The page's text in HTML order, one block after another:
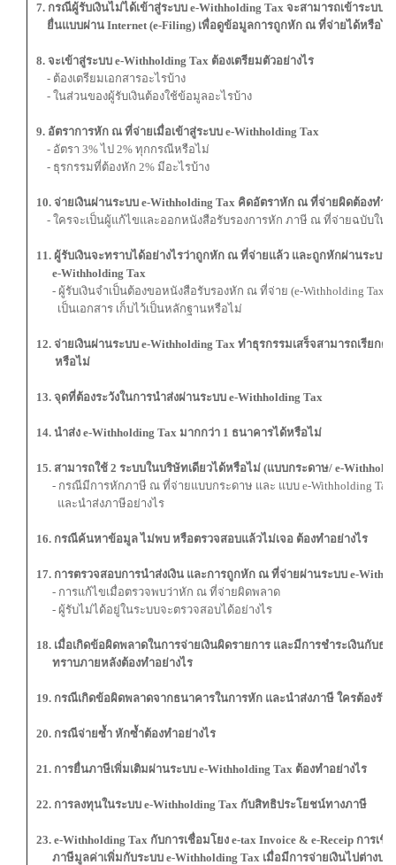
7. กรณีผู้รับเงินไม่ได้เข้าสู่ระบบ e-Withholding Tax จะสามารถเข้าระบบผ่
ยื่นแบบผ่าน Internet (e-Filing) เพื่อดูข้อมูลการถูกหัก ณ ที่จ่ายได้หรือไม่
8. จะเข้าสู่ระบบ e-Withholding Tax ต้องเตรียมตัวอย่างไร
- ต้องเตรียมเอกสารอะไรบ้าง
- ในส่วนของผู้รับเงินต้องใช้ข้อมูลอะไรบ้าง
9. อัตราการหัก ณ ที่จ่ายเมื่อเข้าสู่ระบบ e-Withholding Tax
- อัตรา 3% ไป 2% ทุกกรณีหรือไม่
- ธุรกรรมที่ต้องหัก 2% มีอะไรบ้าง
10. จ่ายเงินผ่านระบบ e-Withholding Tax คิดอัตราหัก ณ ที่จ่ายผิดต้องทำอ
- ใครจะเป็นผู้แก้ไขและออกหนังสือรับรองการหัก ภาษี ณ ที่จ่ายฉบับใหม่
11. ผู้รับเงินจะทราบได้อย่างไรว่าถูกหัก ณ ที่จ่ายแล้ว และถูกหักผ่านระบบ
e-Withholding Tax
- ผู้รับเงินจำเป็นต้องขอหนังสือรับรองหัก ณ ที่จ่าย (e-Withholding Tax)
เป็นเอกสาร เก็บไว้เป็นหลักฐานหรือไม่
12. จ่ายเงินผ่านระบบ e-Withholding Tax ทำธุรกรรมเสร็จสามารถเรียกดู
หรือไม่
13. จุดที่ต้องระวังในการนำส่งผ่านระบบ e-Withholding Tax
14. นำส่ง e-Withholding Tax มากกว่า 1 ธนาคารได้หรือไม่
15. สามารถใช้ 2 ระบบในบริษัทเดียวได้หรือไม่ (แบบกระดาษ/ e-
- กรณีมีการหักภาษี ณ ที่จ่ายแบบกระดาษ และ แบบ e-Withholding Tax
และนำส่งภาษีอย่างไร
16. กรณีค้นหาข้อมูล ไม่พบ หรือตรวจสอบแล้วไม่เจอ ต้องทำอย่างไร
17. การตรวจสอบการนำส่งเงิน และการถูกหัก ณ ที่จ่ายผ่านระบบ e-
- การแก้ไขเมื่อตรวจพบว่าหัก ณ ที่จ่ายผิดพลาด
- ผู้รับไม่ได้อยู่ในระบบจะตรวจสอบได้อย่างไร
18. เมื่อเกิดข้อผิดพลาดในการจ่ายเงินผิดรายการ และมีการชำระเงินกับธ
ทราบภายหลังต้องทำอย่างไร
19. กรณีเกิดข้อผิดพลาดจากธนาคารในการหัก และนำส่งภาษี ใครต้องรับ
20. กรณีจ่ายซ้ำ หักซ้ำต้องทำอย่างไร
21. การยื่นภาษีเพิ่มเติมผ่านระบบ e-Withholding Tax ต้องทำอย่างไร
22. การลงทุนในระบบ e-Withholding Tax กับสิทธิประโยชน์ทางภาษี
23. e-Withholding Tax กับการเชื่อมโยง e-tax Invoice & e-Receip การเชื่
ภาษีมูลค่าเพิ่มกับระบบ e-Withholding Tax เมื่อมีการจ่ายเงินไปต่างปร